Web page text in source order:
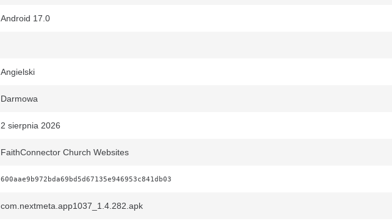
Android 17.0
Angielski
Darmowa
2 sierpnia 2026
FaithConnector Church Websites
600aae9b972bda69bd5d67135e946953c841db03
com.nextmeta.app1037_1.4.282.apk